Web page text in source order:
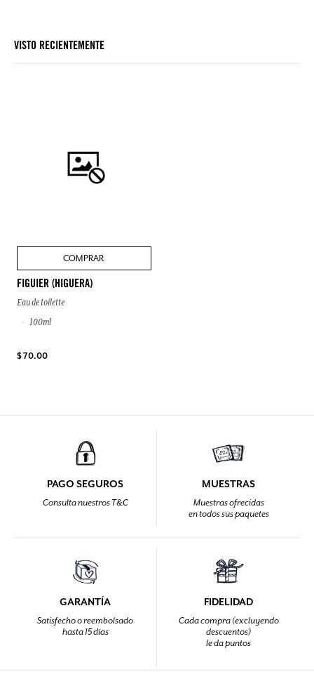
VISTO RECIENTEMENTE
COMPRAR
FIGUIER (HIGUERA)
Eau de toilette
100ml
$ 70.00
PAGO SEGUROS
Consulta nuestros T&C
MUESTRAS
Muestras ofrecidas
en todos sus paquetes
GARANTÍA
Satisfecho o reembolsado
hasta 15 días
FIDELIDAD
Cada compra (excluyendo
descuentos)
le da puntos